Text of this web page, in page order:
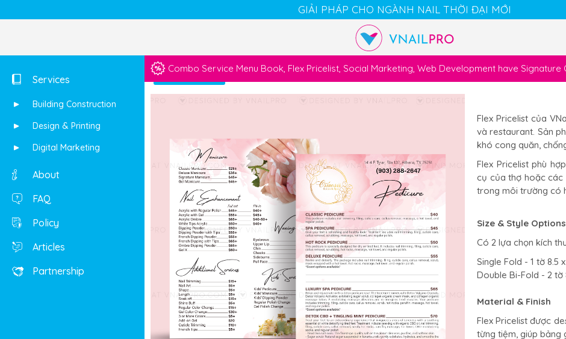
GIẢI PHÁP CHO NGÀNH NAIL THỜI ĐẠI MỚI
Shop Cart Chat Account
Services
Building Construction
Design & Printing
Digital Marketing
About
FAQ
Policy
Articles
Partnership
Combo Service Menu Book, Flex Pricelist, Social Marketing, Web Development have Signature
Flex Pricelist của
và restaurant. Sản
khó cong quăn,
Flex Pricelist phù
cụ của thợ hoặc các
trong môi trường có
Size & Style Options
Có 2 lựa chọn kích
Single Fold - 1 tờ 8.5
Double Bi-Fold - 2 tờ
Material & Finish
Flex Pricelist được
từng tiệm, giúp bảng